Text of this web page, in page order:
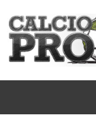
contenuto